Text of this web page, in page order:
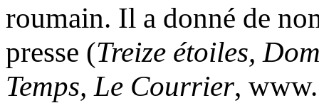
roumain. Il a donné de
presse (Treize étoiles,
Temps, Le Courrier,